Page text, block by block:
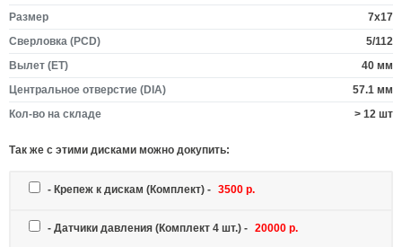
Размер
7x17
Сверловка (PCD)
5/112
Вылет (ET)
40 мм
Центральное отверстие (DIA)
57.1 мм
Кол-во на складе
> 12 шт
Так же c этими дисками можно докупить:
- Крепеж к дискам (Комплект) - 3500 р.
- Датчики давления (Комплект 4 шт.) - 20000 р.